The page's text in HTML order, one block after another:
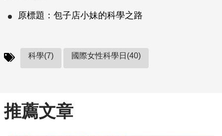
原標題：包子店小妹的科學之路
科學(7) 國際女性科學日(40)
推薦文章